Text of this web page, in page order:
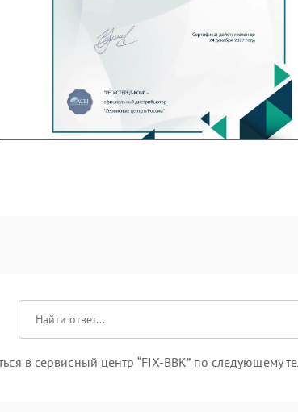
в сервисный центр “FIX-BBK” по следующему